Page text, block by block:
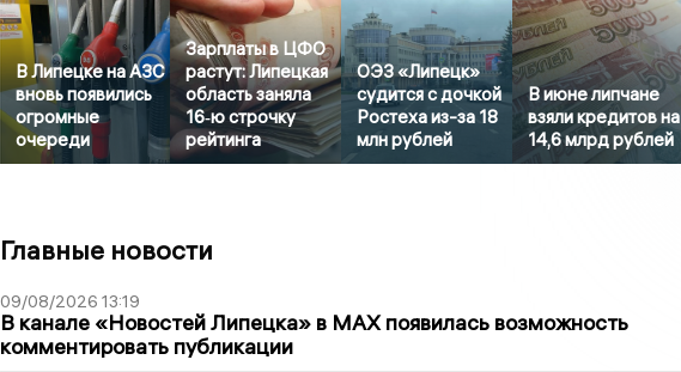
В Липецке на АЗС
вновь появились
огромные
очереди
Зарплаты в ЦФО
растут: Липецкая
область заняла
16‑ю строчку
рейтинга
ОЭЗ «Липецк»
судится с дочкой
Ростеха из-за 18
млн рублей
В июне липчане
взяли кредитов на
14,6 млрд рублей
Главные новости
09/08/2026 13:19
В канале «Новостей Липецка» в MAX появилась возможность
комментировать публикации